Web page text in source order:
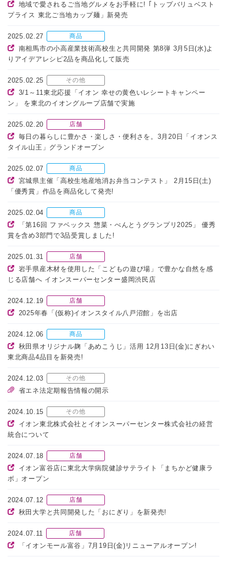
地域で愛されるご当地グルメをお手軽に! ｢トップバリュベスト
プライス 東北ご当地カップ麺」新発売
2025.02.27 商品
南相馬市の小高産業技術高校生と共同開発 第8弾 3月5日(水)よ
りアイデアレシピ2品を商品化して販売
2025.02.25 その他
3/1～11東北応援「イオン 幸せの黄色いレシートキャンペー
ン」 を東北のイオングループ店舗で実施
2025.02.20 店舗
毎日の暮らしに豊かさ・楽しさ・便利さを。3月20日「イオンス
タイル山王」グランドオープン
2025.02.07 商品
宮城県主催「高校生地産地消お弁当コンテスト」 2月15日(土)
「優秀賞」作品を商品化して発売!
2025.02.04 商品
「第16回 ファベックス 惣菜・べんとうグランプリ2025」 優秀
賞を含め3部門で3品受賞しました!
2025.01.31 店舗
岩手県産木材を使用した「こどもの遊び場」で豊かな自然を感
じる店舗へ イオンスーパーセンター盛岡渋民店
2024.12.19 店舗
2025年春「(仮称)イオンスタイル八戸沼館」を出店
2024.12.06 商品
秋田県オリジナル麹「あめこうじ」活用 12月13日(金)にぎわい
東北商品4品目を新発売!
2024.12.03 その他
省エネ法定期報告情報の開示
2024.10.15 その他
イオン東北株式会社とイオンスーパーセンター株式会社の経営
統合について
2024.07.18 店舗
イオン富谷店に東北大学病院健診サテライト「まちかど健康ラ
ボ」オープン
2024.07.12 店舗
秋田大学と共同開発した「おにぎり」を新発売!
2024.07.11 店舗
「イオンモール富谷」7月19日(金)リニューアルオープン!